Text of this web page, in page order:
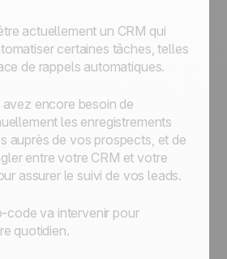
actuellement un CRM qui
certaines tâches, telles
de rappels automatiques.
encore besoin de
les enregistrements
auprès de vos prospects, et de
entre votre CRM et votre
assurer le suivi de vos leads.
code va intervenir pour
quotidien.